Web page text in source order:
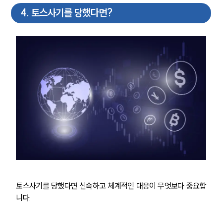
법률정보
법률지식인
고객후기
금융·자본시장그룹 업무
전체
구성원 소개
금융전문변호사
언론보도
4. 토스사기를 당했다면?
토스사기를 당했다면 신속하고 체계적인 대응이 무엇보다 중요합
니다.